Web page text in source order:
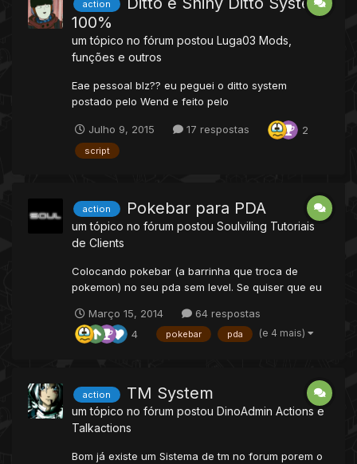
action
100%
um tópico no fórum postou Luga03 Mods,
funções e outros
Eae pessoal blz?? eu peguei o ditto system
postado pelo Wend e feito pelo
tags e modifiquei um pouco e dei umas melhorias,
bem pequenas só que vão ajudar, creio eu Então
Julho 9, 2015 17 respostas 2
script
action Pokebar para PDA
um tópico no fórum postou Soulviling Tutoriais
de Clients
Colocando pokebar (a barrinha que troca de
pokemon) no seu pda sem level. Se quiser que eu
LEVEL 1. Vá na pasta
data\actions\scripts\goback.lua e embaixo da
Março 15, 2014
64 respostas
4
pokebar pda (e 4 mais)
action TM System
um tópico no fórum postou DinoAdmin Actions e
Talkactions
Bom já existe um Sistema de tm no forum porem o